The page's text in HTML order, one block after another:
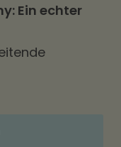
Ein echter